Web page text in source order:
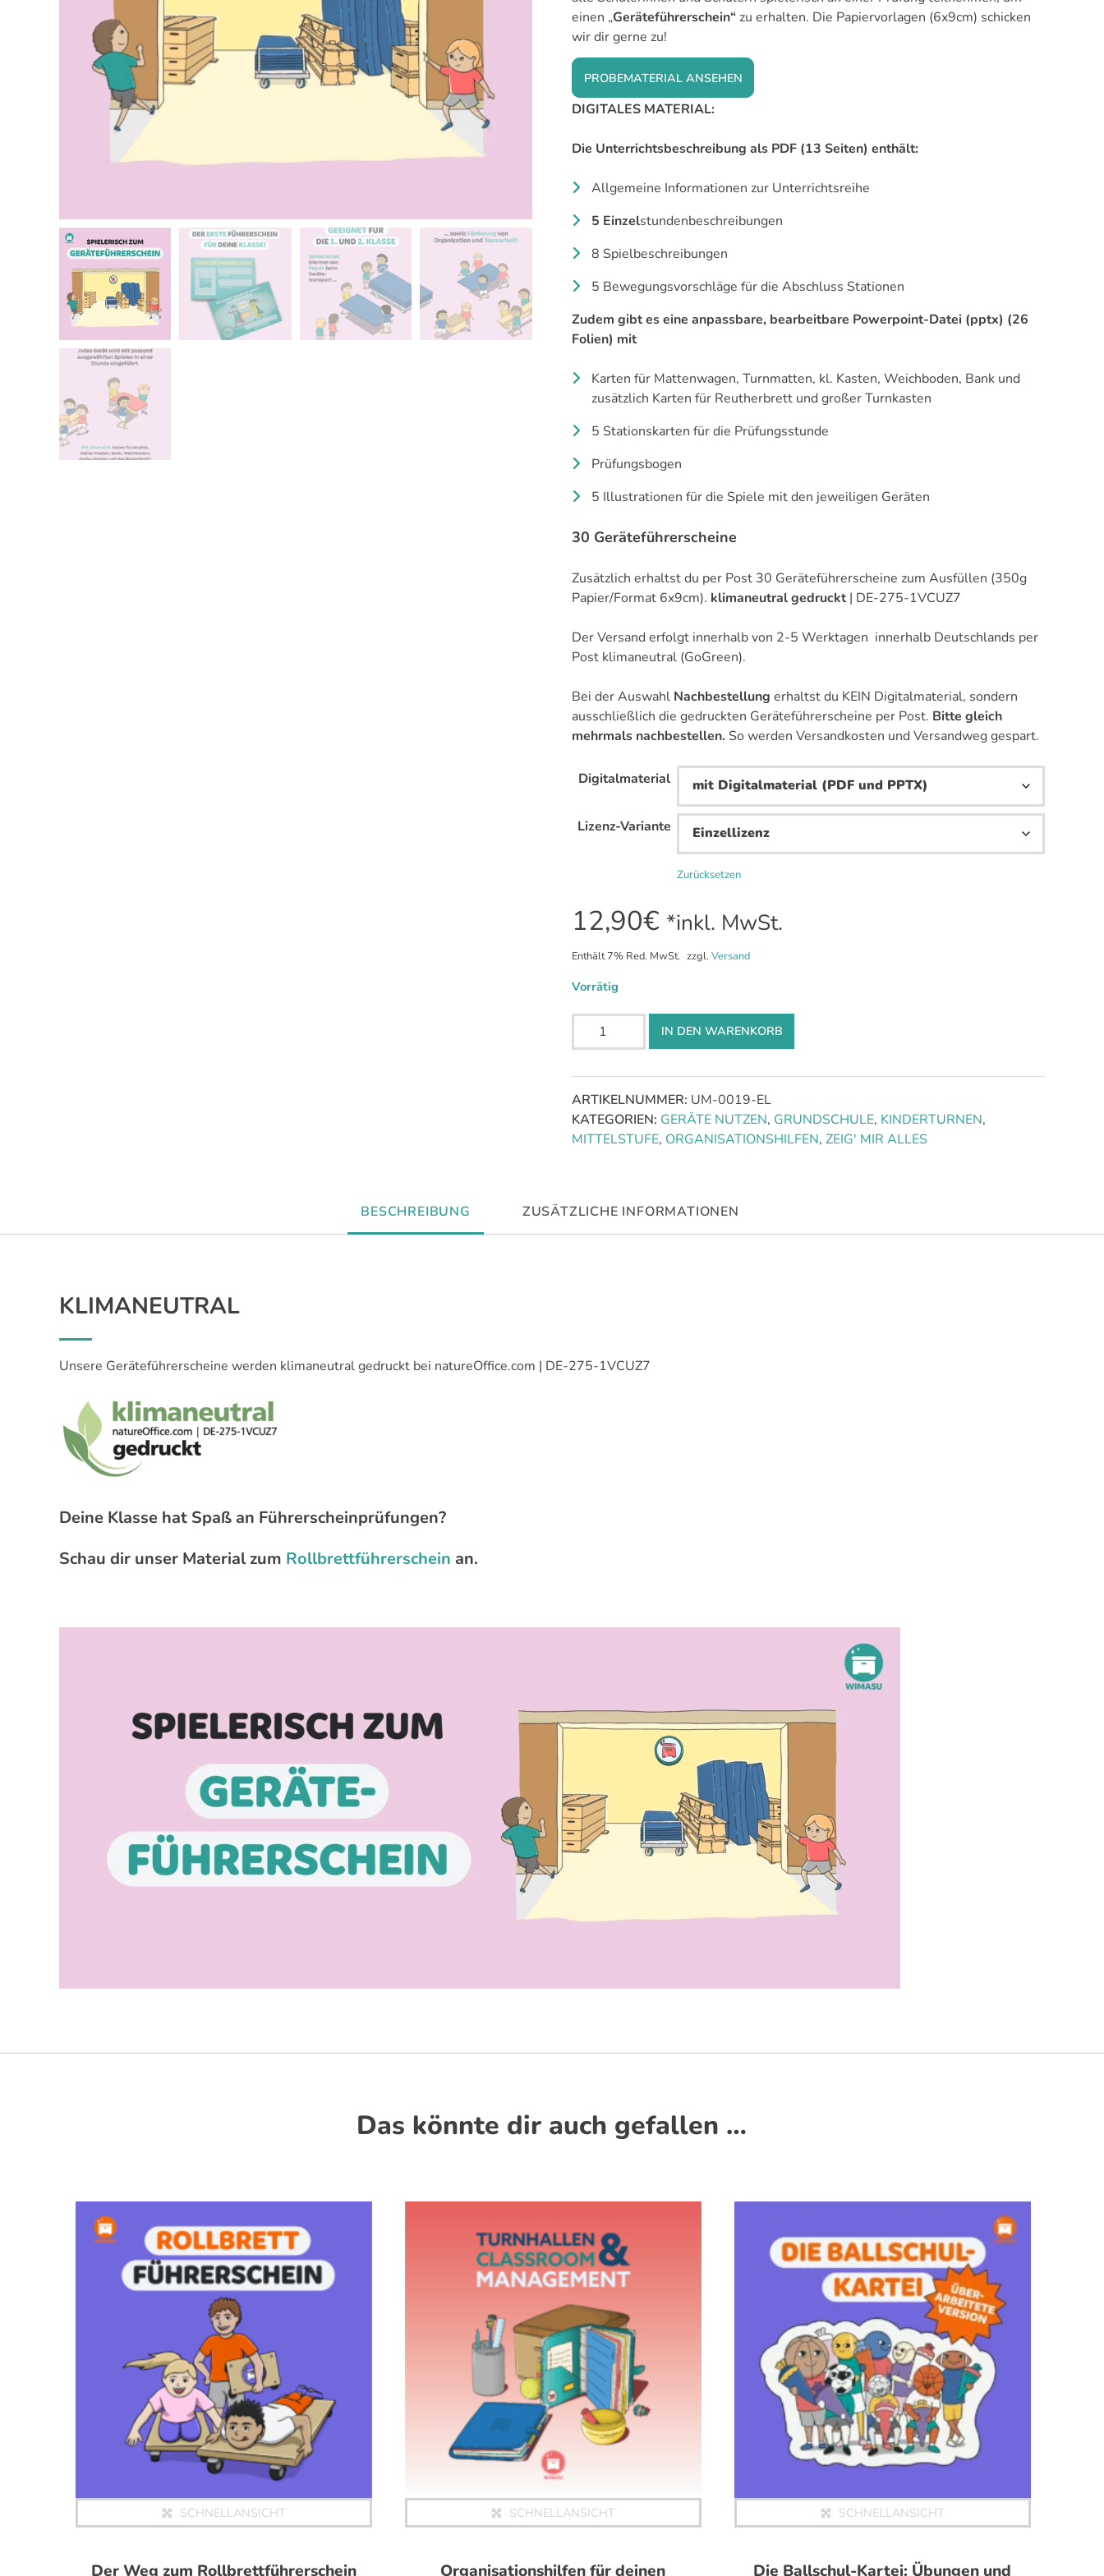
einen „Geräteführerschein“ zu erhalten. Die Papiervorlagen (6x9cm) schicken
wir dir gerne zu!
PROBEMATERIAL ANSEHEN
DIGITALES MATERIAL:
Die Unterrichtsbeschreibung als PDF (13 Seiten) enthält:
Allgemeine Informationen zur Unterrichtsreihe
5 Einzelstundenbeschreibungen
8 Spielbeschreibungen
5 Bewegungsvorschläge für die Abschluss Stationen
Zudem gibt es eine anpassbare, bearbeitbare Powerpoint-Datei (pptx) (26
Folien) mit
Karten für Mattenwagen, Turnmatten, kl. Kasten, Weichboden, Bank und
zusätzlich Karten für Reutherbrett und großer Turnkasten
5 Stationskarten für die Prüfungsstunde
Prüfungsbogen
5 Illustrationen für die Spiele mit den jeweiligen Geräten
30 Geräteführerscheine
Zusätzlich erhaltst du per Post 30 Geräteführerscheine zum Ausfüllen (350g
Papier/Format 6x9cm). klimaneutral gedruckt| DE-275-1VCUZ7
Der Versand erfolgt innerhalb von 2-5 Werktagen innerhalb Deutschlands per
Post klimaneutral (GoGreen).
Bei der Auswahl Nachbestellung erhaltst du KEIN Digitalmaterial, sondern
ausschließlich die gedruckten Geräteführerscheine per Post. Bitte gleich
mehrmals nachbestellen. So werden Versandkosten und Versandweg gespart.
Digitalmaterial
Lizenz-Variante
Zurücksetzen
12,90€ *inkl. MwSt.
Enthält 7% Red. MwSt. zzgl. Versand
Vorrätig
Spielerisch
Menge
IN DEN WARENKORB
ARTIKELNUMMER: UM-0019-EL
KATEGORIEN: GERÄTE NUTZEN, GRUNDSCHULE, KINDERTURNEN,
MITTELSTUFE, ORGANISATIONSHILFEN, ZEIG' MIR ALLES
BESCHREIBUNG ZUSÄTZLICHE INFORMATIONEN
KLIMANEUTRAL
Unsere Geräteführerscheine werden klimaneutral gedruckt bei natureOffice.com | DE-275-1VCUZ7
Deine Klasse hat Spaß an Führerscheinprüfungen?
Schau dir unser Material zum Rollbrettführerschein an.
Das könnte dir auch gefallen …
Dieses Produkt weist mehrere Varianten auf. Die Optionen können auf der Produktseite gewählt werden
SCHNELLANSICHT
Der Weg zum Rollbrettführerschein
Dieses Produkt weist mehrere Varianten auf. Die Optionen können auf der Produktseite gewählt werden
SCHNELLANSICHT
Organisationshilfen für deinen
Dieses Produkt weist mehrere Varianten auf. Die Optionen können auf der Produktseite gewählt werden
SCHNELLANSICHT
Die Ballschul-Kartei: Übungen und